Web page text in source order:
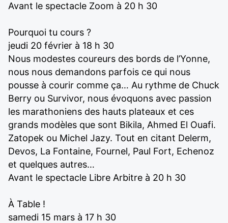
Avant le spectacle Zoom à 20 h 30
Pourquoi tu cours ?
jeudi 20 février à 18 h 30
Nous modestes coureurs des bords de l’Yonne,
nous nous demandons parfois ce qui nous
pousse à courir comme ça… Au rythme de Chuck
Berry ou Survivor, nous évoquons avec passion
les marathoniens des hauts plateaux et ces
grands modèles que sont Bikila, Ahmed El Ouafi.
Zatopek ou Michel Jazy. Tout en citant Delerm,
Devos, La Fontaine, Fournel, Paul Fort, Echenoz
et quelques autres…
Avant le spectacle Libre Arbitre à 20 h 30
À Table !
samedi 15 mars à 17 h 30